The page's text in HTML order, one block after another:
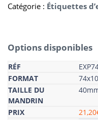
Catégorie : Étiquettes
Options disponibles
21,20